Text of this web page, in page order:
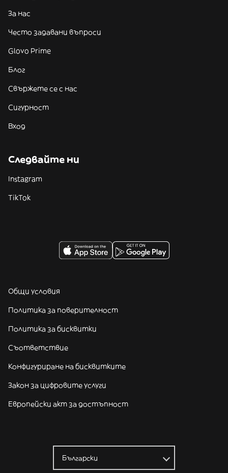
За нас
Често задавани въпроси
Glovo Prime
Блог
Свържете се с нас
Сигурност
Вход
Следвайте ни
Instagram
TikTok
Общи условия
Политика за поверителност
Политика за бисквитки
Съответствие
Конфигуриране на бисквитките
Закон за цифровите услуги
Европейски акт за достъпност